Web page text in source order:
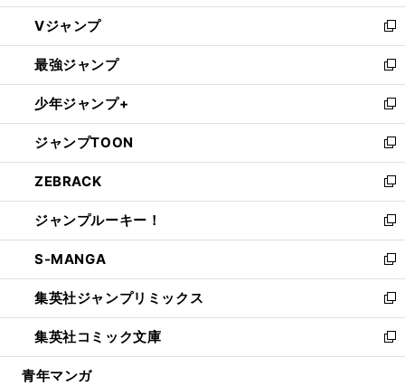
ウ
ィ
ン
ド
ウ
で
開
く
し
い
ウ
ィ
ン
ド
ウ
で
開
く
Vジャンプ
新
し
い
ウ
ィ
ン
ド
ウ
で
開
く
最強ジャンプ
新
し
い
ウ
ィ
ン
ド
ウ
で
開
く
少年ジャンプ+
新
し
い
ウ
ィ
ン
ド
ウ
で
開
く
ジャンプTOON
新
し
い
ウ
ィ
ン
ド
ウ
で
開
く
ZEBRACK
新
し
い
ウ
ィ
ン
ド
ウ
で
開
ジャンプルーキー！
新
し
い
ウ
ィ
ン
ド
ウ
S-MANGA
新
し
い
ウ
ィ
ン
集英社ジャンプリミックス
新
し
い
ウ
集英社コミック文庫
新
し
青年マンガ